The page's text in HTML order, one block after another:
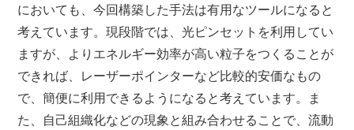
においても、今回構築した手法は有用なツールになると
考えています。現段階では、光ピンセットを利用してい
ますが、よりエネルギー効率が高い粒子をつくることが
できれば、レーザーポインターなど比較的安価なもの
で、簡便に利用できるようになると考えています。ま
た、自己組織化などの現象と組み合わせることで、流動